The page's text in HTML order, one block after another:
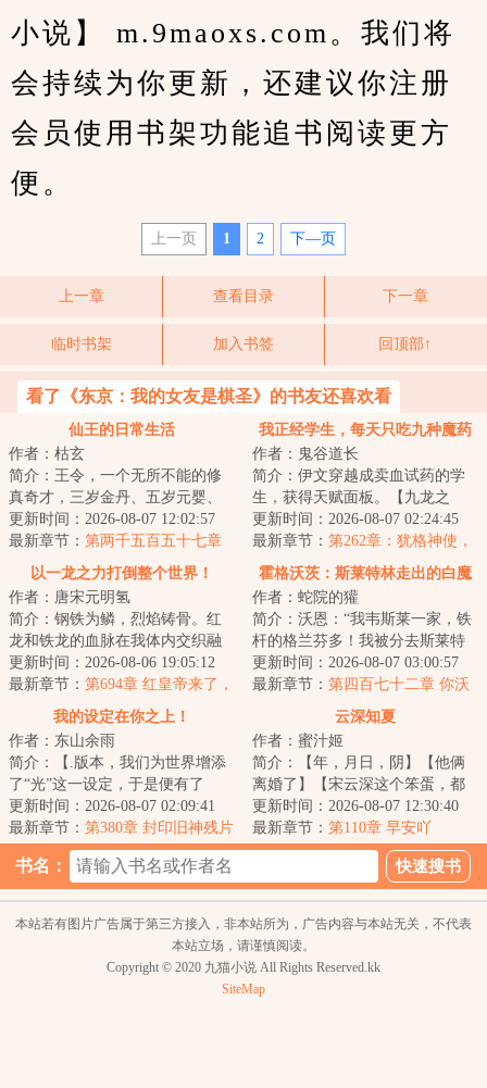
小说】 m.9maoxs.com。我们将
会持续为你更新，还建议你注册
会员使用书架功能追书阅读更方
便。
上一页 1 2 下—页
上一章 查看目录 下一章
临时书架 加入书签 回顶部↑
看了《东京：我的女友是棋圣》的书友还喜欢看
仙王的日常生活
作者：枯玄
简介：王令，一个无所不能的修
真奇才，三岁金丹、五岁元婴、
七岁化神……作为这个世界上几
乎无所不能的存...
更新时间：2026-08-07 12:02:57
最新章节： 第两千五百五十七章
月捐人
我正经学生，每天只吃九种魔药
作者：鬼谷道长
简介：伊文穿越成卖血试药的学
生，获得天赋面板。【九龙之
力：你可以同时将九种药物的负
作用反转】贤者大...
更新时间：2026-08-07 02:24:45
最新章节： 第262章：犹格神使，
第二把银之匙（求月票！）
以一龙之力打倒整个世界！
作者：唐宋元明氢
简介：钢铁为鳞，烈焰铸骨。红
龙和铁龙的血脉在我体内交织融
合，构筑出耀眼的新生，烈焰与
钢铁是我与生俱...
更新时间：2026-08-06 19:05:12
最新章节： 第694章 红皇帝来了，
太平就有了（求月票）
霍格沃茨：斯莱特林走出的白魔
王
作者：蛇院的獾
简介：沃恩：“我韦斯莱一家，铁
杆的格兰芬多！我被分去斯莱特
林完全是分院帽的问题，和我有
什么关系？收...
更新时间：2026-08-07 03:00:57
最新章节： 第四百七十二章 你沃
恩·韦斯莱也有今天！
我的设定在你之上！
作者：东山余雨
简介：【.版本，我们为世界增添
了“光”这一设定，于是便有了
光。】【.版本，我们削弱了旧神
的活动范围，...
更新时间：2026-08-07 02:09:41
最新章节： 第380章 封印旧神残片
的巨树，拒绝的刺；世界树的长
枝·▆▆▆▆！
云深知夏
作者：蜜汁姬
简介：【年，月日，阴】【他俩
离婚了】【宋云深这个笨蛋，都
不知道把那些相册和照片藏好，
竟然还被发现了...
更新时间：2026-08-07 12:30:40
最新章节： 第110章 早安吖
书名：
本站若有图片广告属于第三方接入，非本站所为，广告内容与本站无关，不代表
本站立场，请谨慎阅读。
Copyright © 2020 九猫小说 All Rights Reserved.kk
SiteMap